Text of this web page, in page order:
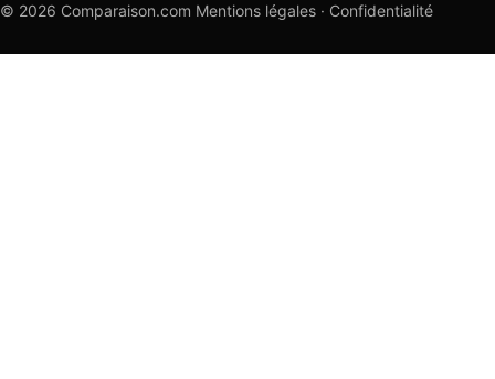
© 2026 Comparaison.com Mentions légales · Confidentialité